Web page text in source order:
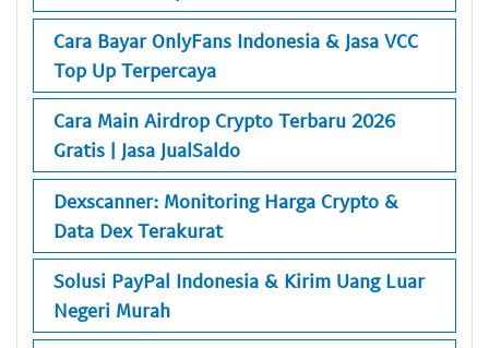
Cara Bayar OnlyFans Indonesia & Jasa VCC
Top Up Terpercaya
Cara Main Airdrop Crypto Terbaru 2026
Gratis | Jasa JualSaldo
Dexscanner: Monitoring Harga Crypto &
Data Dex Terakurat
Solusi PayPal Indonesia & Kirim Uang Luar
Negeri Murah